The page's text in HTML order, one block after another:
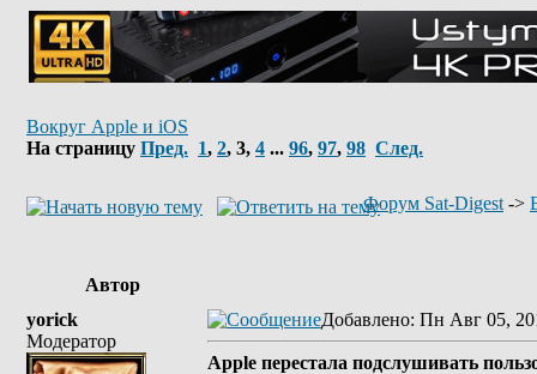
Вокруг Apple и iOS
На страницу Пред. 1, 2, 3, 4 ... 96, 97, 98 След.
Форум Sat-Digest ->
Автор
yorick
Модератор
Добавлено: Пн Авг 05,
Apple перестала подслушивать